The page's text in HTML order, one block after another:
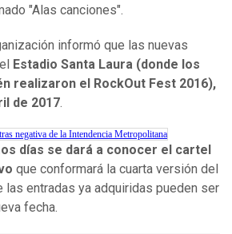
"Alas canciones".
informó que las nuevas
Estadio Santa Laura (donde los
realizaron el RockOut Fest 2016),
de 2017.
negativa de la Intendencia Metropolitana
días se dará a conocer el cartel
que conformará la cuarta versión del
las entradas ya adquiridas pueden ser
fecha.